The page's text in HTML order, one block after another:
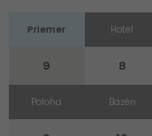
Priemer
9
Hotel
8
Poloha Bazén